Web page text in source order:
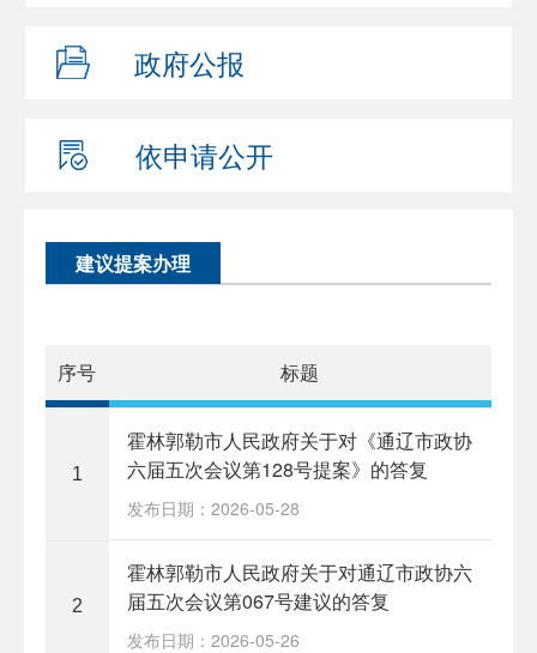
政府公报
依申请公开
建议提案办理
序号 标题
1
霍林郭勒市人民政府关于对《通辽市政协
六届五次会议第128号提案》的答复
发布日期：2026-05-28
2
霍林郭勒市人民政府关于对通辽市政协六
届五次会议第067号建议的答复
发布日期：2026-05-26